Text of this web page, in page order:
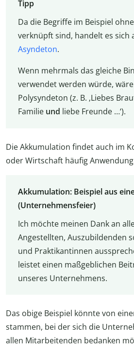
Tipp
Da die Begriffe im Beispiel
verknüpft sind, handelt es sich
Asyndeton.
Wenn mehrmals das gleiche
verwendet werden würde,
Polysyndeton (z. B. ‚Liebes
Familie und liebe Freunde …‘).
Die Akkumulation findet auch im
oder Wirtschaft häufig
Akkumulation: Beispiel aus
(Unternehmensfeier)
Ich möchte meinen Dank an
Angestellten, Auszubildenden
und Praktikantinnen
leistet einen maßgeblichen
unseres Unternehmens.
Das obige Beispiel könnte von
stammen, bei der sich die
allen Mitarbeitenden bedanken